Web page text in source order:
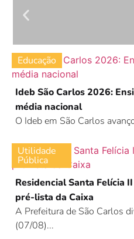
Educação
Ideb São Carlos 2026:
média nacional
O Ideb em São Carlos
Utilidade
Pública
Residencial Santa Felícia
pré-lista da Caixa
A Prefeitura de São Carlos
(07/08)...